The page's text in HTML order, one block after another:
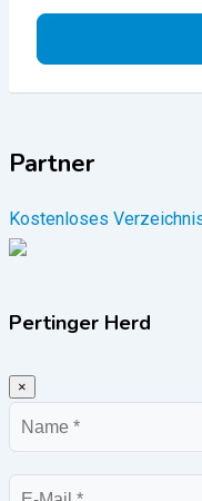
Partner
Kostenloses
Pertinger Herd
×
Name
E-